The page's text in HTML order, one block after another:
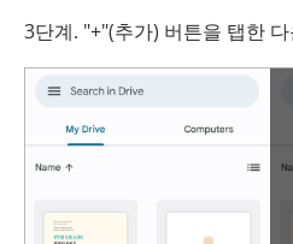
3단계. "+"(추가) 버튼을 탭한